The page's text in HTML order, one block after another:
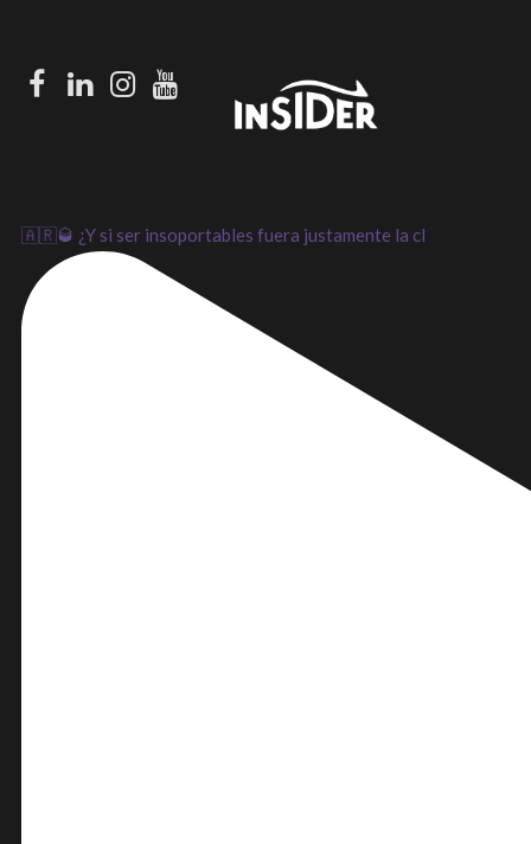
Facebook
LinkedIn
Instagram
Youtube
🇦🇷🥃 ¿Y si ser insoportables fuera justamente la cl